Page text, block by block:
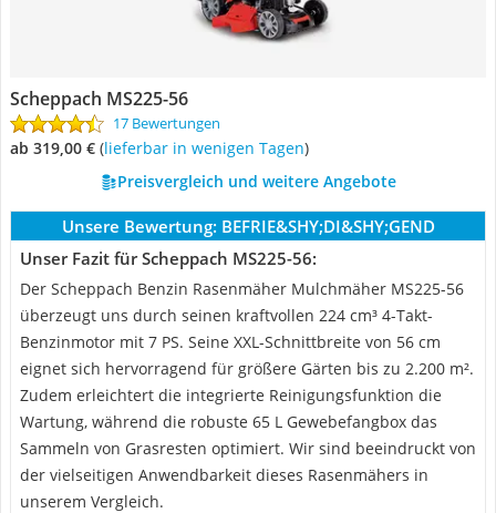
Scheppach MS225-56
17 Bewertungen
ab 319,00 € ( Lieferbar in wenigen Tagen)
Preisvergleich und weitere Angebote
Unsere Bewertung: BEFRIE&SHY;DI&SHY;GEND
Unser Fazit für Scheppach MS225-56:
Der Scheppach Benzin Rasenmäher Mulchmäher MS225-56
überzeugt uns durch seinen kraftvollen 224 cm³ 4-Takt-
Benzinmotor mit 7 PS. Seine XXL-Schnittbreite von 56 cm
eignet sich hervorragend für größere Gärten bis zu 2.200 m².
Zudem erleichtert die integrierte Reinigungsfunktion die
Wartung, während die robuste 65 L Gewebefangbox das
Sammeln von Grasresten optimiert. Wir sind beeindruckt von
der vielseitigen Anwendbarkeit dieses Rasenmähers in
unserem Vergleich.